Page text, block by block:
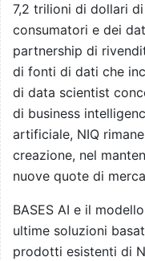
7,2 trilioni di dollari
consumatori e dei
partnership di
di fonti di dati che
di data scientist
di business
artificiale, NIQ
creazione, nel
nuove quote di
BASES AI e il
ultime soluzioni
prodotti esistenti di